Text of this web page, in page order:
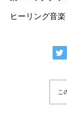
ヒーリング音
こ